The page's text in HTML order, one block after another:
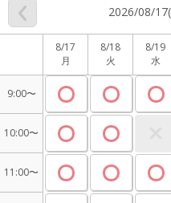
2026/08/
8/17
月
8/18
火
8/19
水
9:00〜
10:00〜
11:00〜